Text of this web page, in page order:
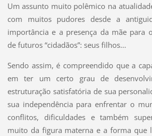
Um assunto muito polêmico na
com muitos pudores desde a
importância e a presença da mãe para
de futuros “cidadãos”: seus filhos...
Sendo assim, é compreendido que a
em ter um certo grau de
estruturação satisfatória de sua
sua independência para enfrentar o
conflitos, dificuldades e também
muito da figura materna e a forma que